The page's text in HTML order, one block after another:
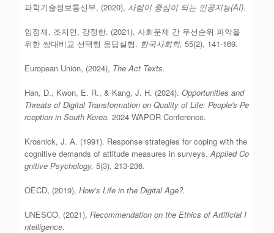
과학기술정보통신부, (2020), 사람이 중심이 되는 인공지능(AI).
임정재, 조지연, 강정한. (2021). 사회문제 간 우선순위 파악을
위한 쌍대비교 선택형 응답실험. 한국사회학, 55(2), 141-169.
European Union, (2024), The Act Texts.
Han, D., Kwon, E. R., & Kang, J. H. (2024). Opportunities and
Threats of Digital Transformation on Quality of Life: People's Pe
rception in South Korea. 2024 WAPOR Conference.
Krosnick, J. A. (1991). Response strategies for coping with the
cognitive demands of attitude measures in surveys. Applied Co
gnitive Psychology, 5(3), 213-236.
OECD, (2019), How’s Life in the Digital Age?.
UNESCO, (2021), Recommendation on the Ethics of Artificial I
ntelligence.